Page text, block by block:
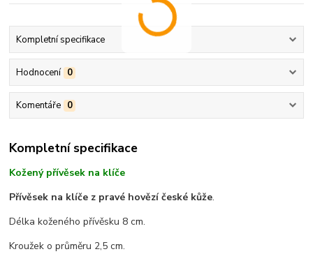
Kompletní specifikace
Hodnocení 0
Komentáře 0
Kompletní specifikace
Kožený přívěsek na klíče
Přívěsek na klíče z pravé hovězí české kůže.
Délka koženého přívěsku 8 cm.
Kroužek o průměru 2,5 cm.